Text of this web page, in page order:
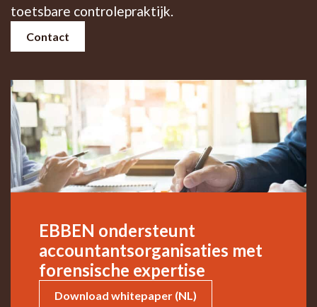
toetsbare controlepraktijk.
Contact
EBBEN ondersteunt
accountantsorganisaties met
forensische expertise
Download whitepaper (NL)